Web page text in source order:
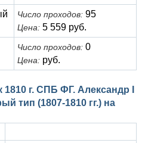
Число проходов: 95
Цена: 5 559 руб.
Число проходов: 0
Цена: руб.
г. СПБ ФГ. Александр I
тип (1807-1810 гг.) на